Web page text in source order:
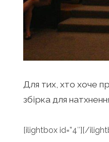
Для тих, хто хоче
збірка для
[ilightbox id=”4″][/